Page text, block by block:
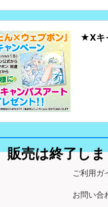
★Xキ
販売は終了し
ご利用ガ
お問い合